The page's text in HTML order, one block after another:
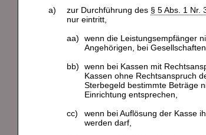
a)
zur Durchführung des § 5 Abs. 1 Nr.
nur eintritt,
aa)
wenn die Leistungsempfänger
Angehörigen, bei
bb)
wenn bei Kassen mit
Kassen ohne Rechtsanspruch
Sterbegeld bestimmte Beträge
Einrichtung entsprechen,
cc)
wenn bei Auflösung der Kasse
werden darf,